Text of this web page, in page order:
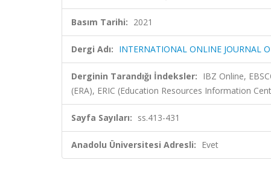
Basım Tarihi: 2021
Dergi Adı: INTERNATIONAL ONLINE JOURNAL
Derginin Tarandığı İndeksler: IBZ Online,
(ERA), ERIC (Education Resources Information
Sayfa Sayıları: ss.413-431
Anadolu Üniversitesi Adresli: Evet